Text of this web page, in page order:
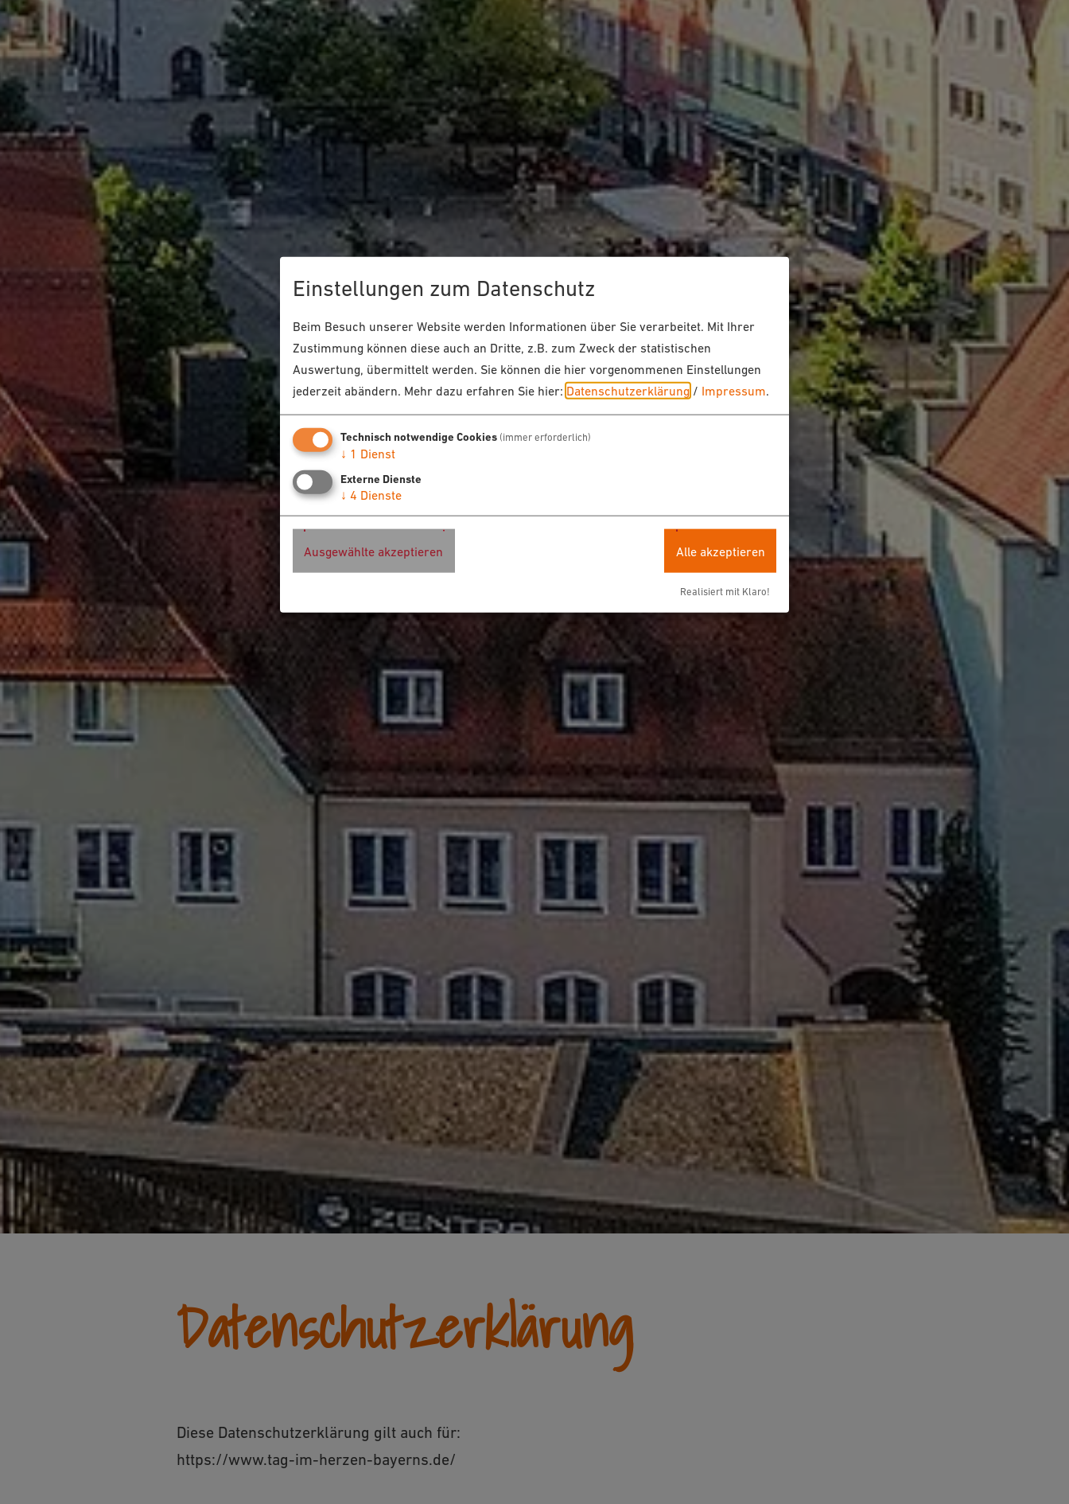
Datenschutzerklärung
Diese Datenschutzerklärung gilt auch für:
https://www.tag-im-herzen-bayerns.de/
Einstellungen zum Datenschutz
Beim Besuch unserer Website werden Informationen über Sie verarbeitet. Mit Ihrer
Zustimmung können diese auch an Dritte, z.B. zum Zweck der statistischen
Auswertung, übermittelt werden. Sie können die hier vorgenommenen Einstellungen
jederzeit abändern. Mehr dazu erfahren Sie hier: Datenschutzerklärung / Impressum.
Technisch notwendige Cookies (immer erforderlich)
↓ 1 Dienst
Externe Dienste
↓ 4 Dienste
Ausgewählte akzeptieren Alle akzeptieren
Realisiert mit Klaro!